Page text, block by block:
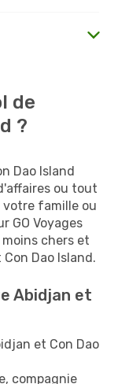
de
?
Dao Island
ou tout
votre famille ou
GO Voyages
chers et
Dao Island.
Abidjan et
et Con Dao
compagnie